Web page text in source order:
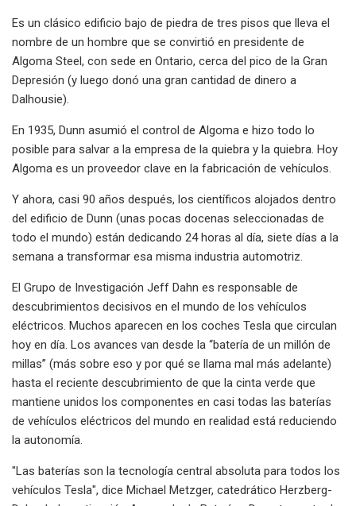
Es un clásico edificio bajo de piedra de tres pisos que lleva el
nombre de un hombre que se convirtió en presidente de
Algoma Steel, con sede en Ontario, cerca del pico de la Gran
Depresión (y luego donó una gran cantidad de dinero a
Dalhousie).
En 1935, Dunn asumió el control de Algoma e hizo todo lo
posible para salvar a la empresa de la quiebra y la quiebra. Hoy
Algoma es un proveedor clave en la fabricación de vehículos.
Y ahora, casi 90 años después, los científicos alojados dentro
del edificio de Dunn (unas pocas docenas seleccionadas de
todo el mundo) están dedicando 24 horas al día, siete días a la
semana a transformar esa misma industria automotriz.
El Grupo de Investigación Jeff Dahn es responsable de
descubrimientos decisivos en el mundo de los vehículos
eléctricos. Muchos aparecen en los coches Tesla que circulan
hoy en día. Los avances van desde la “batería de un millón de
millas” (más sobre eso y por qué se llama mal más adelante)
hasta el reciente descubrimiento de que la cinta verde que
mantiene unidos los componentes en casi todas las baterías
de vehículos eléctricos del mundo en realidad está reduciendo
la autonomía.
"Las baterías son la tecnología central absoluta para todos los
vehículos Tesla", dice Michael Metzger, catedrático Herzberg-